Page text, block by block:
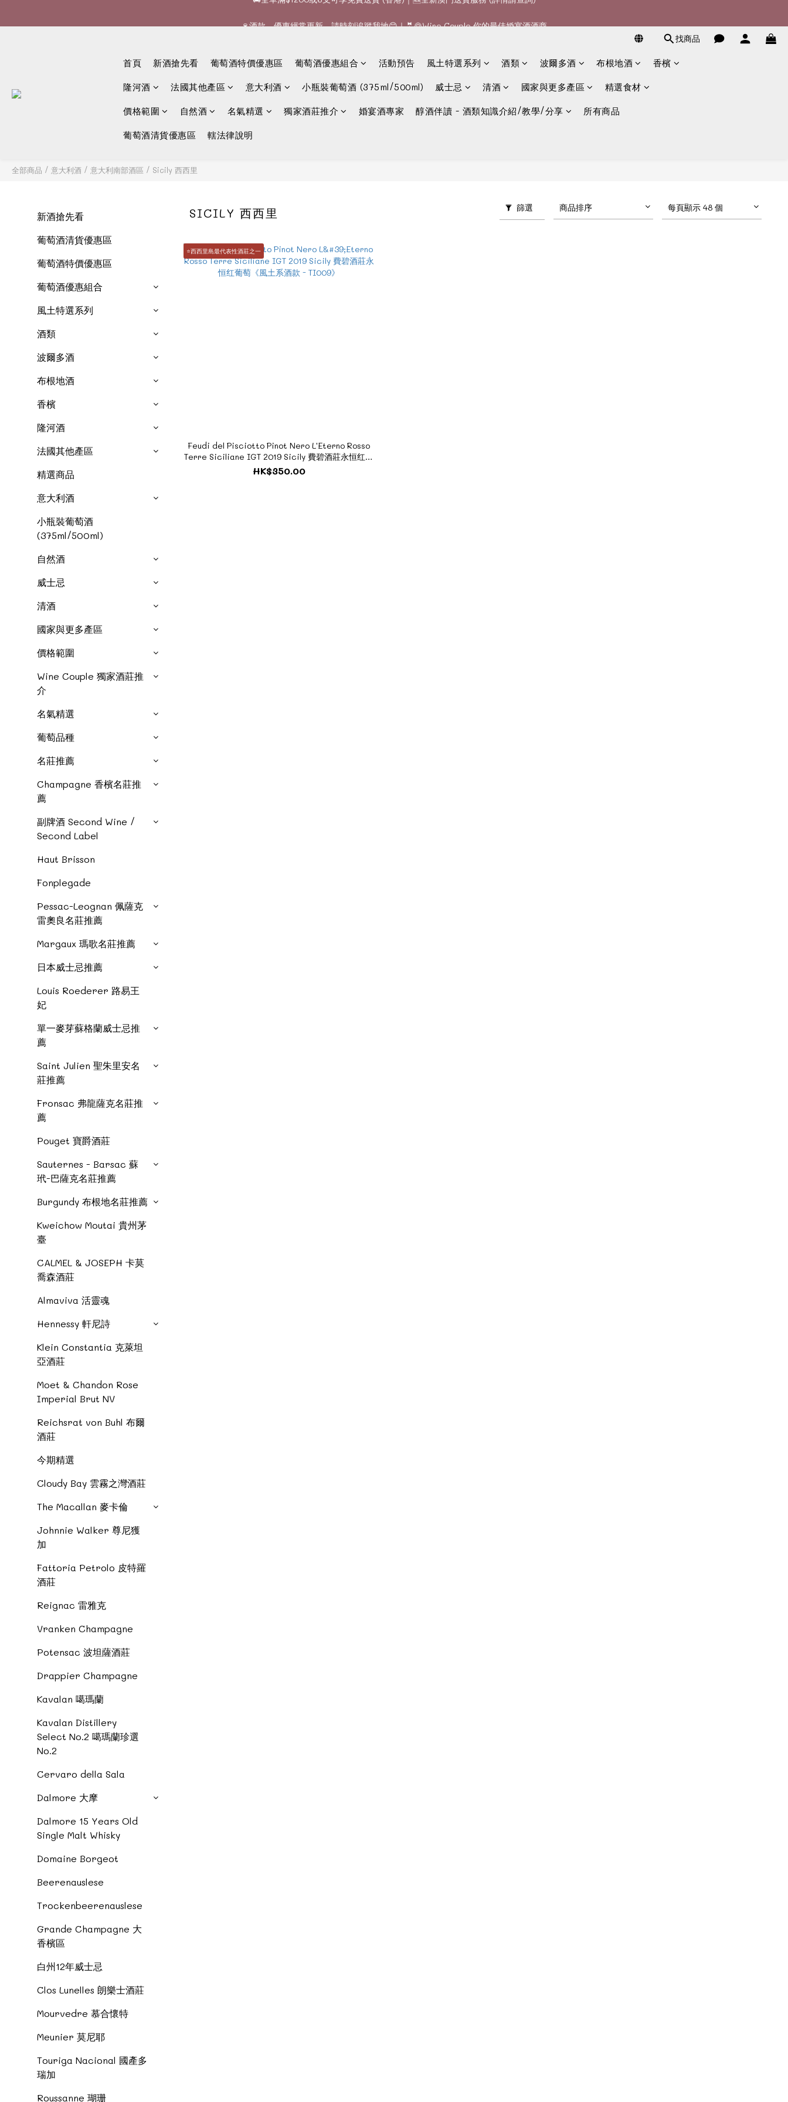
找商品
首頁 新酒搶先看 葡萄酒特價優惠區 葡萄酒優惠組合 活動預告 風土特選系列 酒類 波爾多酒 布根地酒 香檳
隆河酒 法國其他產區 意大利酒 小瓶裝葡萄酒 (375ml/500ml) 威士忌 清酒 國家與更多產區 精選食材
價格範圍 自然酒 名氣精選 獨家酒莊推介 婚宴酒專家 醇酒伴讀 - 酒類知識介紹/教學/分享 所有商品
葡萄酒清貨優惠區 轄法律說明
全部商品 / 意大利酒 / 意大利南部酒區 / Sicily 西西里
新酒搶先看
葡萄酒清貨優惠區
葡萄酒特價優惠區
葡萄酒優惠組合
風土特選系列
酒類
波爾多酒
布根地酒
香檳
隆河酒
法國其他產區
精選商品
意大利酒
小瓶裝葡萄酒
(375ml/500ml)
自然酒
威士忌
清酒
國家與更多產區
價格範圍
Wine Couple 獨家酒莊推
介
名氣精選
葡萄品種
名莊推薦
Champagne 香檳名莊推
薦
副牌酒 Second Wine /
Second Label
Haut Brisson
Fonplegade
Pessac-Leognan 佩薩克
雷奧良名莊推薦
Margaux 瑪歌名莊推薦
日本威士忌推薦
Louis Roederer 路易王
妃
單一麥芽蘇格蘭威士忌推
薦
Saint Julien 聖朱里安名
莊推薦
Fronsac 弗龍薩克名莊推
薦
Pouget 寶爵酒莊
Sauternes - Barsac 蘇
玳-巴薩克名莊推薦
Burgundy 布根地名莊推薦
Kweichow Moutai 貴州茅
臺
CALMEL & JOSEPH 卡莫
喬森酒莊
Almaviva 活靈魂
Hennessy 軒尼詩
Klein Constantia 克萊坦
亞酒莊
Moet & Chandon Rose
Imperial Brut NV
Reichsrat von Buhl 布爾
酒莊
今期精選
Cloudy Bay 雲霧之灣酒莊
The Macallan 麥卡倫
Johnnie Walker 尊尼獲
加
Fattoria Petrolo 皮特羅
酒莊
Reignac 雷雅克
Vranken Champagne
Potensac 波坦薩酒莊
Drappier Champagne
Kavalan 噶瑪蘭
Kavalan Distillery
Select No.2 噶瑪蘭珍選
No.2
Cervaro della Sala
Dalmore 大摩
Dalmore 15 Years Old
Single Malt Whisky
Domaine Borgeot
Beerenauslese
Trockenbeerenauslese
Grande Champagne 大
香檳區
白州12年威士忌
Clos Lunelles 朗樂士酒莊
Mourvedre 慕合懷特
Meunier 莫尼耶
Touriga Nacional 國產多
瑞加
Roussanne 瑚珊
SICILY 西西里 篩選 商品排序 每頁顯示 48 個
⭐️西西里島最代表性酒莊之一
Feudi del Pisciotto Pinot Nero L'Eterno Rosso
Terre Siciliane IGT 2019 Sicily 費碧酒莊永恒红葡
萄《風土系酒款 - TI009》
HK$350.00